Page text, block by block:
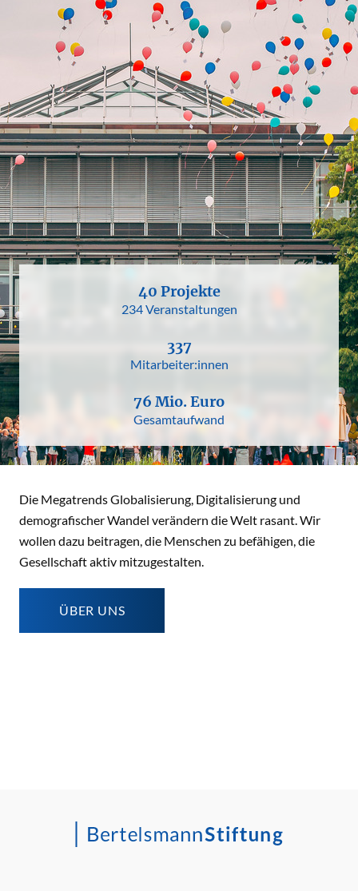
40 Projekte
234 Veranstaltungen
337
Mitarbeiter:innen
76 Mio. Euro
Gesamtaufwand
Die Megatrends Globalisierung, Digitalisierung und
demografischer Wandel verändern die Welt rasant. Wir
wollen dazu beitragen, die Menschen zu befähigen, die
Gesellschaft aktiv mitzugestalten.
ÜBER UNS